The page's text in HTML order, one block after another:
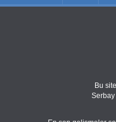
Bu